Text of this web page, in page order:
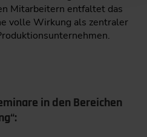
Mitarbeitern entfaltet das
volle Wirkung als zentraler
in den Bereichen